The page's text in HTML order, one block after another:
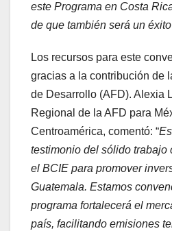
este Programa en Costa
de que también será un
Los recursos para este
gracias a la contribución de
de Desarrollo (AFD). Alexia
Regional de la AFD para
Centroamérica, comentó: “
testimonio del sólido trabajo
el BCIE para promover
Guatemala. Estamos
programa fortalecerá el
país, facilitando emisiones